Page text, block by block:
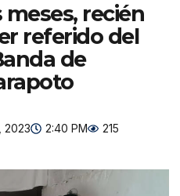
recién
referido del
de
2023 2:40 PM 215